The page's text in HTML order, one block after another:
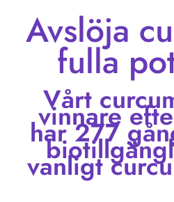
Avslöja
fulla
Vårt
vinnare
har 277
vanligt